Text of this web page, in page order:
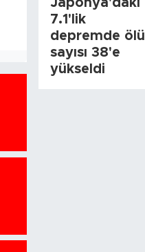
Japonya'daki
7.1'lik
depremde ölü
sayısı 38'e
yükseldi